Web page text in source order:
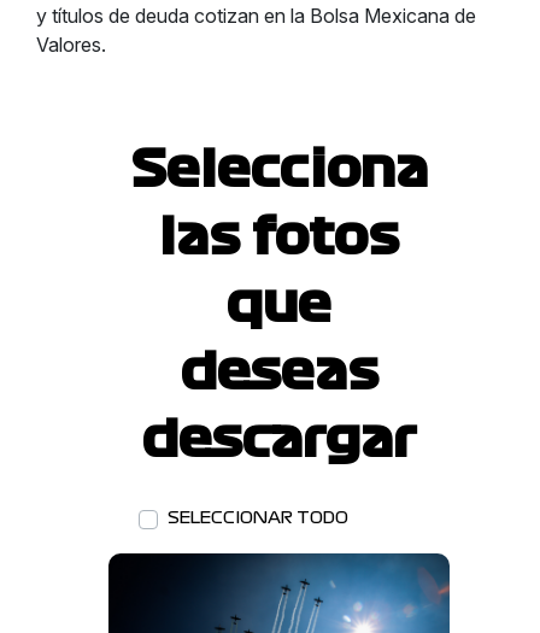
y títulos de deuda cotizan en la Bolsa Mexicana de
Valores.
Selecciona
las fotos
que
deseas
descargar
SELECCIONAR TODO